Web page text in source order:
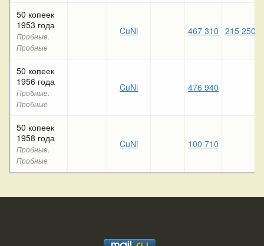
50 копеек
1953 года
Пробные.
Пробные
CuNi 467 310 215 250
50 копеек
1956 года
Пробные.
Пробные
CuNi 476 940
50 копеек
1958 года
Пробные.
Пробные
CuNi 100 710